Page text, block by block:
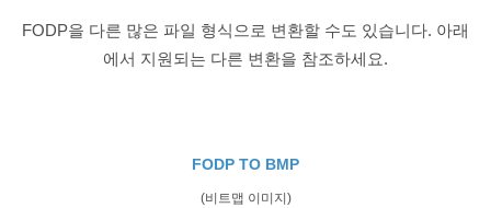
FODP을 다른 많은 파일 형식으로 변환할 수도 있습니다. 아래
에서 지원되는 다른 변환을 참조하세요.
FODP TO BMP
(비트맵 이미지)